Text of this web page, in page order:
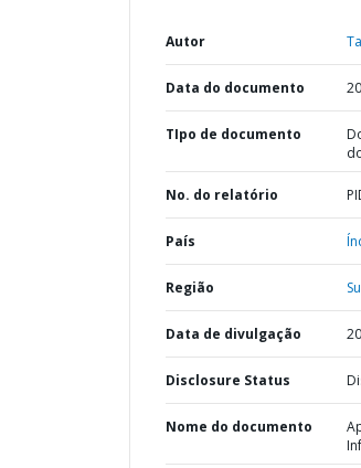
Autor
Data do documento
TIpo de documento
No. do relatório
País
Região
Data de divulgação
Disclosure Status
Nome do documento